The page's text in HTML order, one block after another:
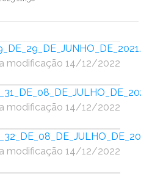
modificação 14/12/2022
modificação 14/12/2022
modificação 14/12/2022